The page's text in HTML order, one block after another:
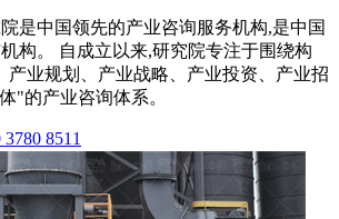
是中国领先的产业咨询服务机构,是中国
构。 自成立以来,研究院专注于围绕构
产业规划、产业战略、产业投资、产业招
"的产业咨询体系。
8511